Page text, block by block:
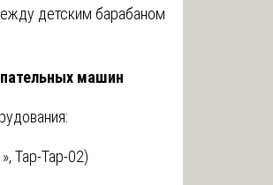
детским барабаном
машин
Tap-Tap-02)